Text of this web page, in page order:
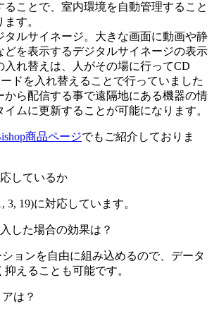
ることで、室内環境を自動管理すること
す。
タルサイネージ。大きな画面に動画や静
どを表示するデジタルサイネージの表示
入れ替えは、人がその場に行ってCD
ドを入れ替えることで行っていました
から配信する事で遠隔地にある機器の情
イムに更新することが可能になります。
商品ページでもご紹介しておりま
しているか
3, 19)に対応しています。
した場合の効果は？
ョンを自由に組み込めるので、データ
えることも可能です。
は？